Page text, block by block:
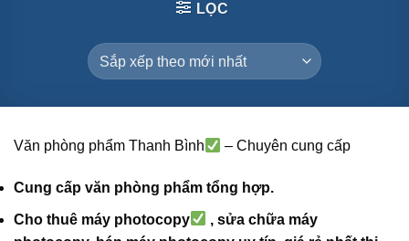
LỌC
Văn phòng phẩm Thanh Bình – Chuyên cung cấp
Cung cấp văn phòng phẩm tổng hợp.
Cho thuê máy photocopy
, sửa chữa máy